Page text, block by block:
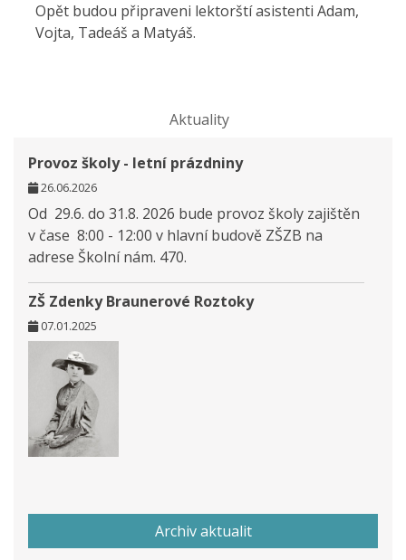
Opět budou připraveni lektorští asistenti Adam,
Vojta, Tadeáš a Matyáš.
Aktuality
Provoz školy - letní prázdniny
26.06.2026
Od 29.6. do 31.8. 2026 bude provoz školy zajištěn
v čase 8:00 - 12:00 v hlavní budově ZŠZB na
adrese Školní nám. 470.
ZŠ Zdenky Braunerové Roztoky
07.01.2025
Archiv aktualit